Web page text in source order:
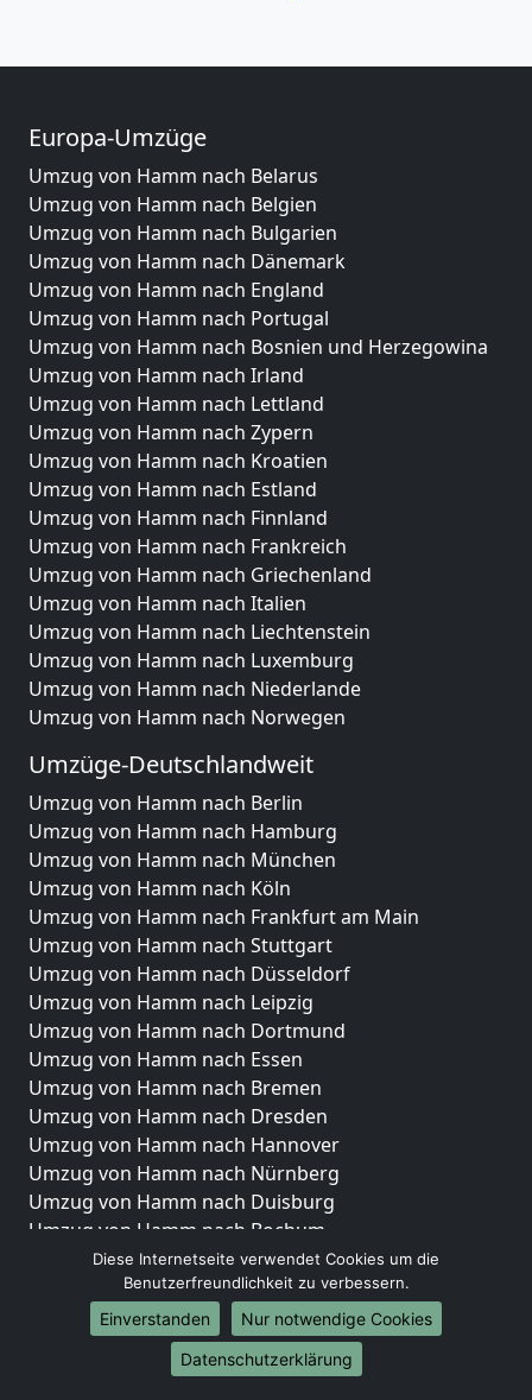
Europa-Umzüge
Umzug von Hamm nach Belarus
Umzug von Hamm nach Belgien
Umzug von Hamm nach Bulgarien
Umzug von Hamm nach Dänemark
Umzug von Hamm nach England
Umzug von Hamm nach Portugal
Umzug von Hamm nach Bosnien und Herzegowina
Umzug von Hamm nach Irland
Umzug von Hamm nach Lettland
Umzug von Hamm nach Zypern
Umzug von Hamm nach Kroatien
Umzug von Hamm nach Estland
Umzug von Hamm nach Finnland
Umzug von Hamm nach Frankreich
Umzug von Hamm nach Griechenland
Umzug von Hamm nach Italien
Umzug von Hamm nach Liechtenstein
Umzug von Hamm nach Luxemburg
Umzug von Hamm nach Niederlande
Umzug von Hamm nach Norwegen
Umzüge-Deutschlandweit
Umzug von Hamm nach Berlin
Umzug von Hamm nach Hamburg
Umzug von Hamm nach München
Umzug von Hamm nach Köln
Umzug von Hamm nach Frankfurt am Main
Umzug von Hamm nach Stuttgart
Umzug von Hamm nach Düsseldorf
Umzug von Hamm nach Leipzig
Umzug von Hamm nach Dortmund
Umzug von Hamm nach Essen
Umzug von Hamm nach Bremen
Umzug von Hamm nach Dresden
Umzug von Hamm nach Hannover
Umzug von Hamm nach Nürnberg
Umzug von Hamm nach Duisburg
Umzug von Hamm nach Bochum
Umzug von Hamm nach Wuppertal
Umzug von Hamm nach Bielefeld
Umzug von Hamm nach Bonn
Umzug von Hamm nach Münster
Diese Internetseite verwendet Cookies um die
Benutzerfreundlichkeit zu verbessern.
Einverstanden
Nur notwendige Cookies
Datenschutzerklärung